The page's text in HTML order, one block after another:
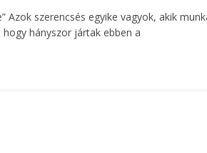
Azok szerencsés egyike vagyok, akik
hányszor jártak ebben a